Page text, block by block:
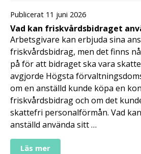
Publicerat 11 juni 2026
Vad kan friskvårdsbidraget
Arbetsgivare kan erbjuda sina
friskvårdsbidrag, men det finns
på för att bidraget ska vara
avgjorde Högsta
om en anställd kunde köpa en
friskvårdsbidrag och om det
skattefri personalförmån. Vad
anställd använda sitt …
Läs mer